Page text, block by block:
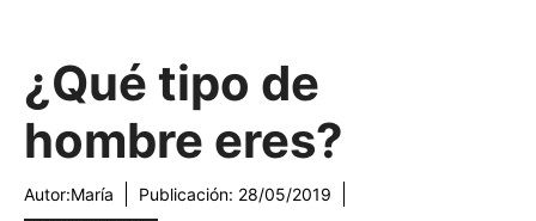
¿Qué tipo de
hombre eres?
Autor:María Publicación: 28/05/2019